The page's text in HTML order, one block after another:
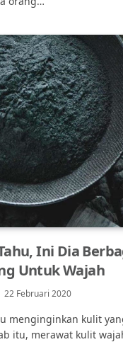
Ini Dia
Untuk Wajah
22 Februari 2020
menginginkan kulit
itu, merawat kulit